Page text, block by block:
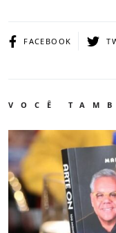
FACEBOOK
VOCÊ